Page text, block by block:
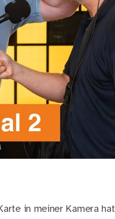
in meiner Kamera hat